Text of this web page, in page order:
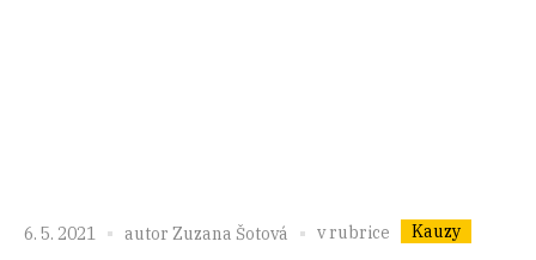
6. 5. 2021 autor Zuzana Šotová v rubrice Kauzy